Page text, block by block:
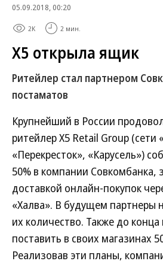
05.09.2018, 00:20
2K 2 мин.
Х5 открыла ящик
Ритейлер стал партнером
постаматов
Крупнейший в России
ритейлер Х5 Retail Group (сети
«Перекресток», «Карусель»)
50% в компании
доставкой онлайн-покупок
«Халва». В будущем партнеры
их количество. Также до
поставить в своих магазинах
Реализовав эти планы,